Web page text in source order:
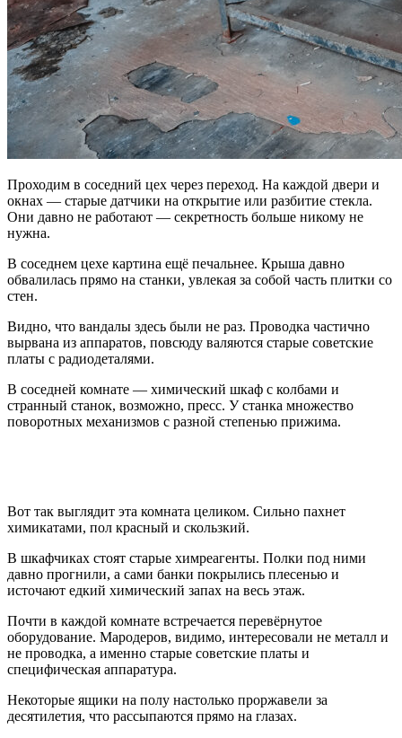
Проходим в соседний цех через переход. На каждой двери и
окнах — старые датчики на открытие или разбитие стекла.
Они давно не работают — секретность больше никому не
нужна.
В соседнем цехе картина ещё печальнее. Крыша давно
обвалилась прямо на станки, увлекая за собой часть плитки со
стен.
Видно, что вандалы здесь были не раз. Проводка частично
вырвана из аппаратов, повсюду валяются старые советские
платы с радиодеталями.
В соседней комнате — химический шкаф с колбами и
странный станок, возможно, пресс. У станка множество
поворотных механизмов с разной степенью прижима.
Вот так выглядит эта комната целиком. Сильно пахнет
химикатами, пол красный и скользкий.
В шкафчиках стоят старые химреагенты. Полки под ними
давно прогнили, а сами банки покрылись плесенью и
источают едкий химический запах на весь этаж.
Почти в каждой комнате встречается перевёрнутое
оборудование. Мародеров, видимо, интересовали не металл и
не проводка, а именно старые советские платы и
специфическая аппаратура.
Некоторые ящики на полу настолько проржавели за
десятилетия, что рассыпаются прямо на глазах.